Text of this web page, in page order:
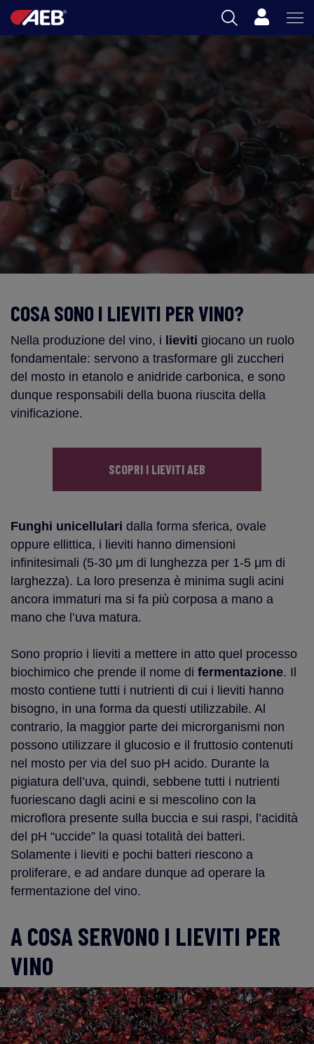
ENOLOGIA
BIRRA
FOOD
SPIRITS
AEB ACADEMY
IT
Carrello
COSA SONO I LIEVITI PER VINO?
Nella produzione del vino, i lieviti giocano un ruolo
fondamentale: servono a trasformare gli zuccheri
del mosto in etanolo e anidride carbonica, e sono
dunque responsabili della buona riuscita della
vinificazione.
SCOPRI I LIEVITI AEB
Funghi unicellulari dalla forma sferica, ovale
oppure ellittica, i lieviti hanno dimensioni
infinitesimali (5-30 μm di lunghezza per 1-5 μm di
larghezza). La loro presenza è minima sugli acini
ancora immaturi ma si fa più corposa a mano a
mano che l’uva matura.
Sono proprio i lieviti a mettere in atto quel processo
biochimico che prende il nome di fermentazione. Il
mosto contiene tutti i nutrienti di cui i lieviti hanno
bisogno, in una forma da questi utilizzabile. Al
contrario, la maggior parte dei microrganismi non
possono utilizzare il glucosio e il fruttosio contenuti
nel mosto per via del suo pH acido. Durante la
pigiatura dell’uva, quindi, sebbene tutti i nutrienti
fuoriescano dagli acini e si mescolino con la
microflora presente sulla buccia e sui raspi, l’acidità
del pH “uccide” la quasi totalità dei batteri.
Solamente i lieviti e pochi batteri riescono a
proliferare, e ad andare dunque ad operare la
fermentazione del vino.
A COSA SERVONO I LIEVITI PER
VINO